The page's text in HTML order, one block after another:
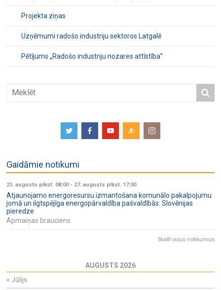
Projekta ziņas
Uzņēmumi radošo industriju sektoros Latgalē
Pētījums „Radošo industriju nozares attīstība”
Gaidāmie notikumi
23. augusts plkst. 08:00- 27. augusts plkst. 17:00
Atjaunojamo energoresursu izmantošana komunālo pakalpojumu
jomā un ilgtspējīga energopārvaldība pašvaldībās: Slovēnijas
pieredze
Apmaiņas brauciens
Skatīt visus notikumus
AUGUSTS 2026
« Jūlijs